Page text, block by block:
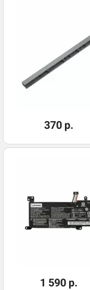
370 р.
1 590 р.